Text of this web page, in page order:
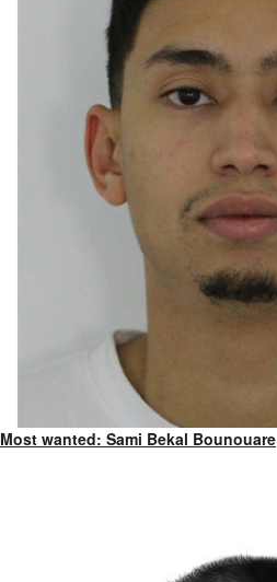
Most wanted: Sami Bekal Bounouare